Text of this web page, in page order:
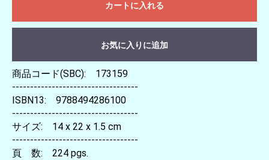
カートに入れる
お気に入りに追加
商品コード(SBC): 173159
-----------------------------------
ISBN13: 9788494286100
-----------------------------------
サイズ: 14 x 22 x 1.5 cm
-----------------------------------
頁 数: 224 pgs.